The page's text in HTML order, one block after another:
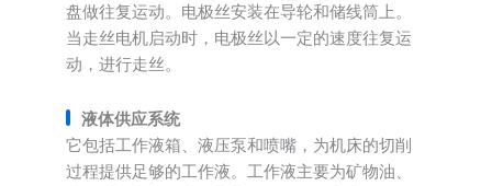
盘做往复运动。电极丝安装在导轮和储线筒上。
当走丝电机启动时，电极丝以一定的速度往复运
动，进行走丝。
液体供应系统
它包括工作液箱、液压泵和喷嘴，为机床的切削
过程提供足够的工作液。工作液主要为矿物油、